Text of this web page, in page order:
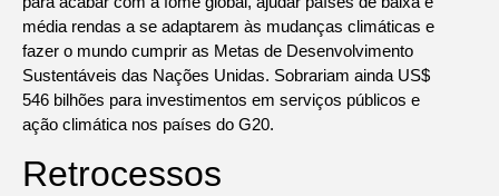
média rendas a se adaptarem às mudanças climáticas e
fazer o mundo cumprir as Metas de Desenvolvimento
Sustentáveis das Nações Unidas. Sobrariam ainda US$
546 bilhões para investimentos em serviços públicos e
ação climática nos países do G20.
Retrocessos